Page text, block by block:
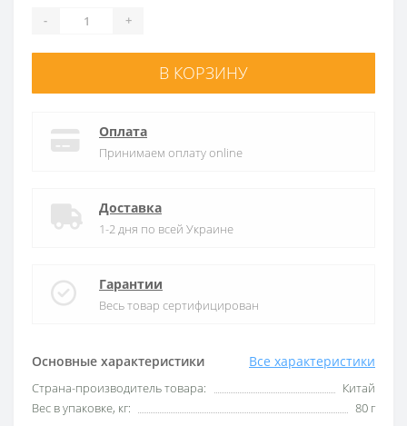
Основные характеристики Все характеристики
Страна-производитель товара:
Китай
Вес в упаковке, кг:
80 г
- +
В КОРЗИНУ
Оплата
Принимаем оплату online
Доставка
1-2 дня по всей Украине
Гарантии
Весь товар сертифицирован